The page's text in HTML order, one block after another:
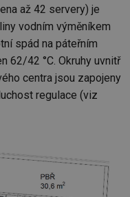
až 42 servery) je
vodním výměníkem
spád na páteřním
62/42 °C. Okruhy uvnitř
centra jsou zapojeny
regulace (viz